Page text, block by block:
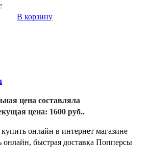
В корзину
цена составляла
цена: 1600 руб..
онлайн в интернет магазине
онлайн, быстрая доставка Попперсы